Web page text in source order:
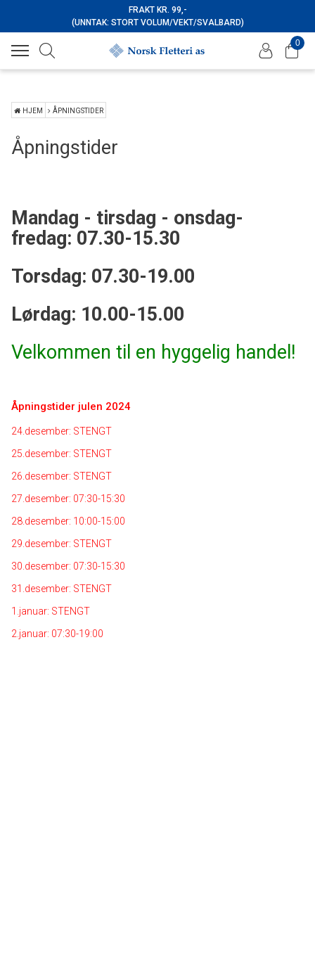
FRAKT KR. 99,-
(UNNTAK: STORT VOLUM/VEKT/SVALBARD)
0
HJEM ÅPNINGSTIDER
Åpningstider
Mandag - tirsdag - onsdag-
fredag: 07.30-15.30
Torsdag: 07.30-19.00
Lørdag: 10.00-15.00
Velkommen til en hyggelig handel!
Åpningstider julen 2024
24.desember: STENGT
25.desember: STENGT
26.desember: STENGT
27.desember: 07:30-15:30
28.desember: 10:00-15:00
29.desember: STENGT
30.desember: 07:30-15:30
31.desember: STENGT
1.januar: STENGT
2.januar: 07:30-19:00